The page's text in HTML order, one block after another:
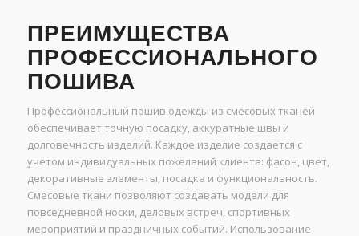
ПРЕИМУЩЕСТВА
ПРОФЕССИОНАЛЬНОГО
ПОШИВА
Профессиональный пошив одежды из смесовых тканей
обеспечивает точную посадку, аккуратные швы и
долговечность изделий. Каждое изделие создается с
учетом индивидуальных пожеланий клиента: фасон, цвет,
декоративные элементы, посадка и функциональность.
Смесовые ткани позволяют создавать модели для
повседневной носки, деловых встреч, спортивных
мероприятий и праздничных событий. Использование